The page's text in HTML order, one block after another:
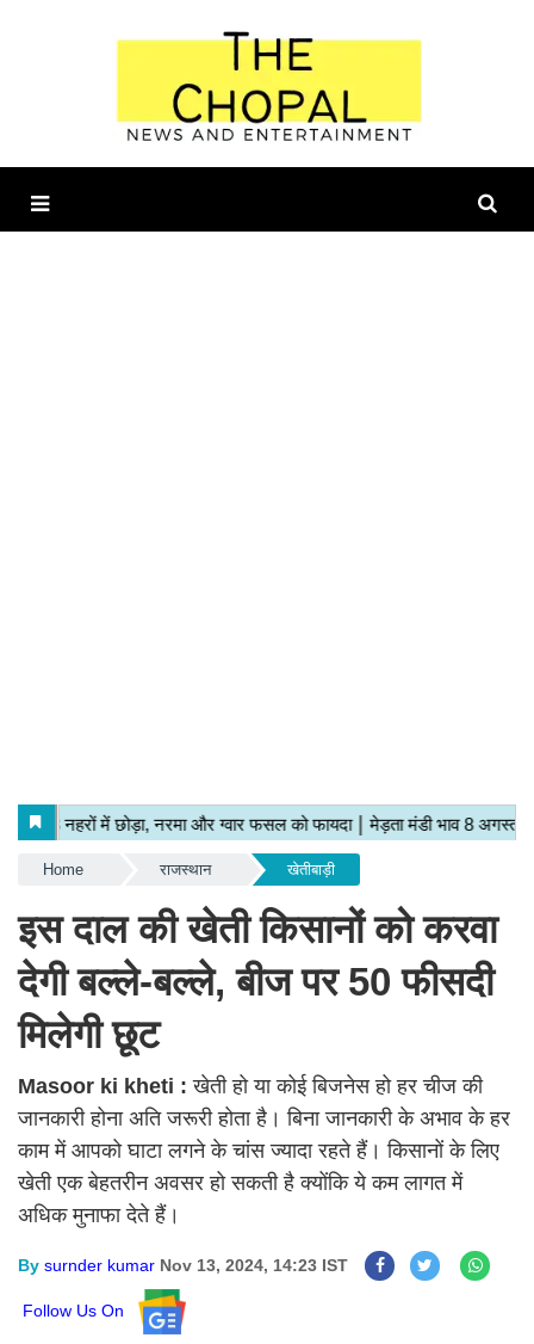
Home राजस्थान खेतीबाड़ी
इस दाल की खेती किसानों को करवा
देगी बल्ले-बल्ले, बीज पर 50 फीसदी
मिलेगी छूट
Masoor ki kheti :खेती हो या कोई बिजनेस हो हर चीज की
जानकारी होना अति जरूरी होता है। बिना जानकारी के अभाव के हर
काम में आपको घाटा लगने के चांस ज्यादा रहते हैं। किसानों के लिए
खेती एक बेहतरीन अवसर हो सकती है क्योंकि ये कम लागत में
अधिक मुनाफा देते हैं।
By surnder kumar Nov 13, 2024, 14:23 IST
Follow Us On